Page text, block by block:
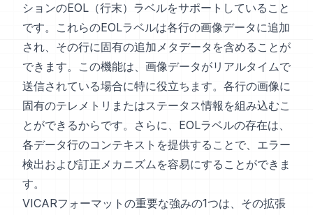
ションのEOL（行末）ラベルをサポートしていること
です。これらのEOLラベルは各行の画像データに追加
され、その行に固有の追加メタデータを含めることが
できます。この機能は、画像データがリアルタイムで
送信されている場合に特に役立ちます。各行の画像に
固有のテレメトリまたはステータス情報を組み込むこ
とができるからです。さらに、EOLラベルの存在は、
各データ行のコンテキストを提供することで、エラー
検出および訂正メカニズムを容易にすることができま
す。
VICARフォーマットの重要な強みの1つは、その拡張